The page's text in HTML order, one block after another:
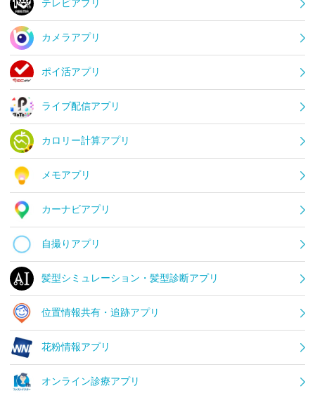
テレビアプリ
カメラアプリ
ポイ活アプリ
ライブ配信アプリ
カロリー計算アプリ
メモアプリ
カーナビアプリ
自撮りアプリ
髪型シミュレーション・髪型診断アプリ
位置情報共有・追跡アプリ
花粉情報アプリ
オンライン診療アプリ